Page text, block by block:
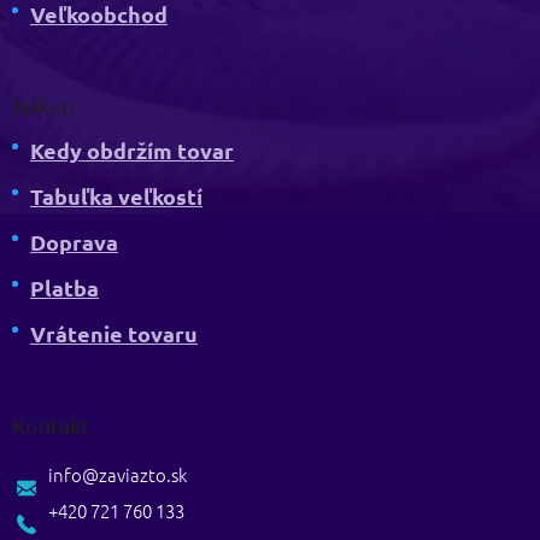
Veľkoobchod
Nákup
Kedy obdržím tovar
Tabuľka veľkostí
Doprava
Platba
Vrátenie tovaru
Kontakt
info@zaviazto.sk
+420 721 760 133